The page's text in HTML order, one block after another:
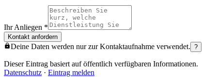
Ihr Anliegen *
Kontakt anfordern
Deine Daten werden nur zur Kontaktaufnahme verwendet. ?
Dieser Eintrag basiert auf öffentlich verfügbaren Informationen.
Datenschutz · Eintrag melden